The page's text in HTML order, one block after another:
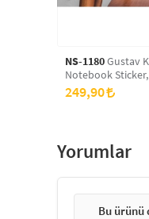
NS-1180Gustav
Notebook
sticker,, Hp Sticker,
Sticker, 15.6 inç
249,90
Yorumlar
Bu ürünü